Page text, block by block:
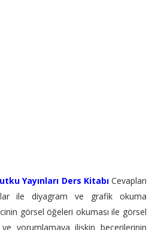
Yayınları Ders KitabıCevapları
ile diyagram ve grafik okuma
görsel öğeleri okuması ile görsel
yorumlamaya ilişkin becerilerinin